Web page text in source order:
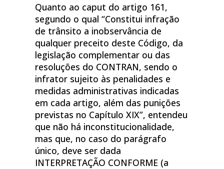
Quanto ao caput do artigo 161,
segundo o qual “Constitui infração
de trânsito a inobservância de
qualquer preceito deste Código, da
legislação complementar ou das
resoluções do CONTRAN, sendo o
infrator sujeito às penalidades e
medidas administrativas indicadas
em cada artigo, além das punições
previstas no Capítulo XIX”, entendeu
que não há inconstitucionalidade,
mas que, no caso do parágrafo
único, deve ser dada
INTERPRETAÇÃO CONFORME (a